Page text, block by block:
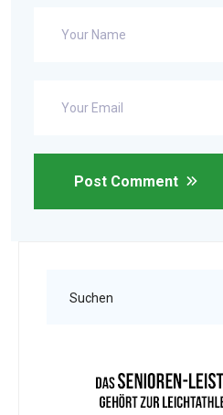
Post Comment